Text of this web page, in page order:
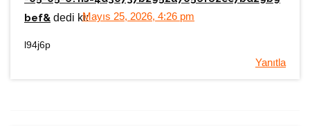
bef& dedi ki:Mayıs 25, 2026, 4:26 pm
l94j6p
Yanıtla